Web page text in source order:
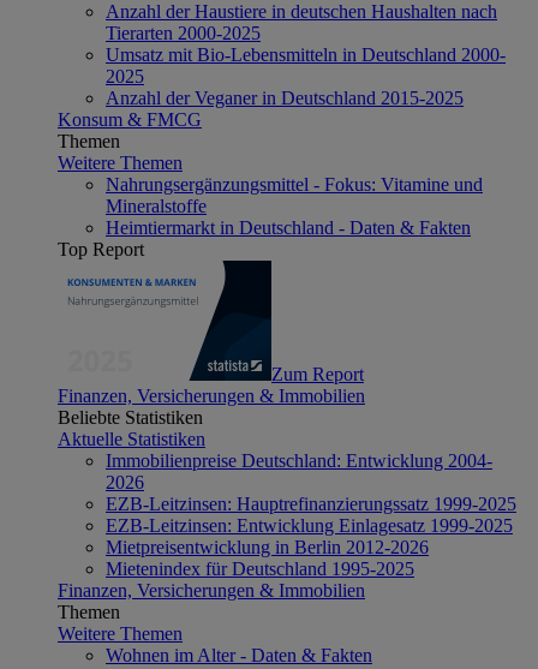
Anzahl der Haustiere in deutschen Haushalten nach
Tierarten 2000-2025
Umsatz mit Bio-Lebensmitteln in Deutschland 2000-
2025
Anzahl der Veganer in Deutschland 2015-2025
Konsum & FMCG
Themen
Weitere Themen
Nahrungsergänzungsmittel - Fokus: Vitamine und
Mineralstoffe
Heimtiermarkt in Deutschland - Daten & Fakten
Top Report
Zum Report
Finanzen, Versicherungen & Immobilien
Beliebte Statistiken
Aktuelle Statistiken
Immobilienpreise Deutschland: Entwicklung 2004-
2026
EZB-Leitzinsen: Hauptrefinanzierungssatz 1999-2025
EZB-Leitzinsen: Entwicklung Einlagesatz 1999-2025
Mietpreisentwicklung in Berlin 2012-2026
Mietenindex für Deutschland 1995-2025
Finanzen, Versicherungen & Immobilien
Themen
Weitere Themen
Wohnen im Alter - Daten & Fakten